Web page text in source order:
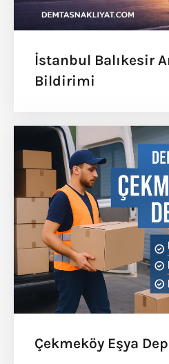
İstanbul Balıkesir
Bildirimi
Çekmeköy Eşya